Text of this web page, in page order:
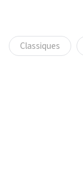
Classiques